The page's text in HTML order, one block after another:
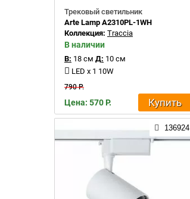
Трековый светильник
Arte Lamp A2310PL-1WH
Коллекция: Traccia
В наличии
В: 18 см Д: 10 см
LED x 1 10W
790 Р.
Цена: 570 Р. Купить
136924